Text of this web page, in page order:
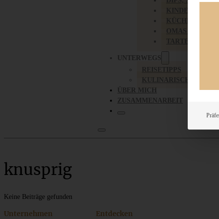
UNTERWEGS
REISETIPPS
KULINARISCH
ÜBER MICH
ZUSAMMENARBEIT
knusprig
Keine Beiträge gefunden
Unternehmen Entdecken